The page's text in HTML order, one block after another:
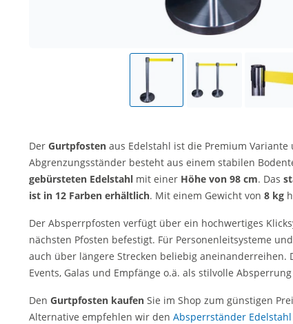
Der Gurtpfosten aus Edelstahl ist die Premium
Abgrenzungsständer besteht aus einem stabilen
gebürsteten Edelstahl mit einer Höhe von 98 cm. Das
ist in 12 Farben erhältlich. Mit einem Gewicht von 8 kg
Der Absperrpfosten verfügt über ein hochwertiges
nächsten Pfosten befestigt. Für Personenleitsysteme
auch über längere Strecken beliebig aneinanderreihen.
Events, Galas und Empfänge o.ä. als stilvolle
Den Gurtpfosten kaufen Sie im Shop zum günstigen
Alternative empfehlen wir den Absperrständer Edelstahl